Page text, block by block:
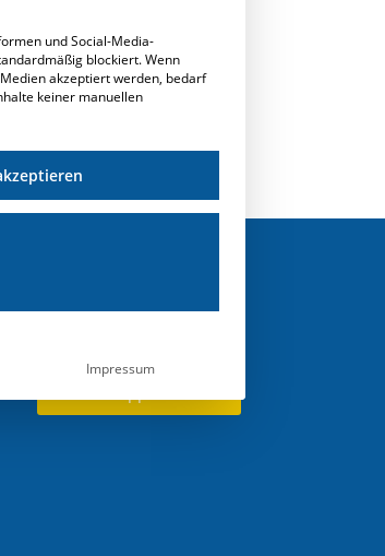
und Social-Media-
blockiert. Wenn
akzeptiert werden, bedarf
keiner manuellen
Impressum